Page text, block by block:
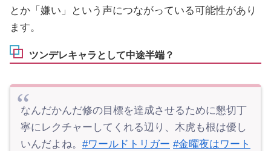
とか「嫌い」という声につながっている可能性があり
ます。
ツンデレキャラとして中途半端？
なんだかんだ修の目標を達成させるために懇切丁
寧にレクチャーしてくれる辺り、木虎も根は優し
いんだよね。 #ワールドトリガー #金曜夜はワート